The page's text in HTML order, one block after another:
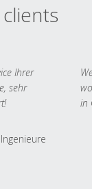
Ihrer
sehr
in